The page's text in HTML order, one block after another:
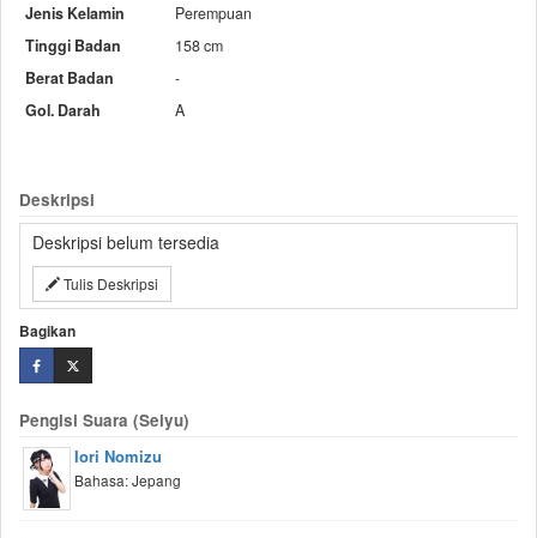
Jenis Kelamin
Perempuan
Tinggi Badan
158 cm
Berat Badan
-
Gol. Darah
A
Deskripsi
Deskripsi belum tersedia
Tulis Deskripsi
Bagikan
Pengisi Suara (Seiyu)
Iori Nomizu
Bahasa: Jepang